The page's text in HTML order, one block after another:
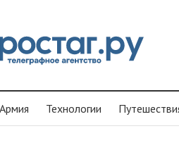
Армия Технологии